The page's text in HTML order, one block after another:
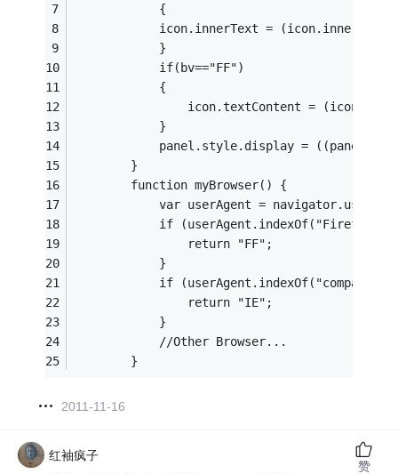
            {
icon.innerText = (icon.innerText
            }
            if(bv=="FF")
            {
icon.textContent =
            }
panel.style.display =
        }
        function myBrowser() {
var userAgent =
if (userAgent.indexOf("Firefox")
                return "FF";
            }
if
                return "IE";
            }
            //Other Browser...
        }
2011-11-16
红袖疯子
赞